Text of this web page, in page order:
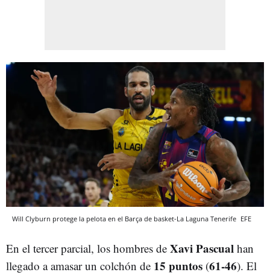
Will Clyburn protege la pelota en el Barça de basket-La Laguna Tenerife EFE
En el tercer parcial, los hombres de Xavi Pascual han
llegado a amasar un colchón de 15 puntos (61-46). El